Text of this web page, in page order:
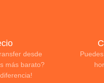
desde
más barato?